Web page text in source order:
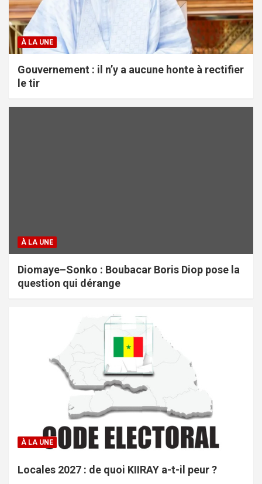
À LA UNE
Gouvernement : il n’y a aucune honte à rectifier
le tir
À LA UNE
Diomaye–Sonko : Boubacar Boris Diop pose la
question qui dérange
À LA UNE
Locales 2027 : de quoi KIIRAY a-t-il peur ?